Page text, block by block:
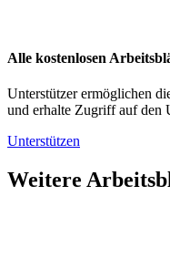
Alle kostenlosen
Unterstützer ermöglichen
und erhalte Zugriff auf den
Unterstützen
Weitere